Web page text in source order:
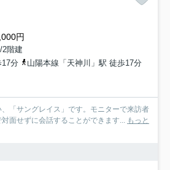
円
2階建
分
山陽本線「天神川」駅 徒歩17分
「サングレイス」です。モニターで来訪者
面せずに会話することができます... もっと